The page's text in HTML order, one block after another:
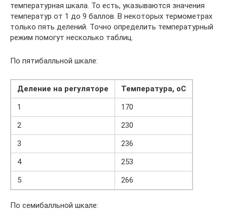
температурная шкала. То есть, указываются значения
температур от 1 до 9 баллов. В некоторых термометрах
только пять делений. Точно определить температурный
режим помогут несколько таблиц.
По пятибалльной шкале:
Деление на регуляторе Температура, оС
1
170
2
230
3
236
4
253
5
266
По семибалльной шкале: